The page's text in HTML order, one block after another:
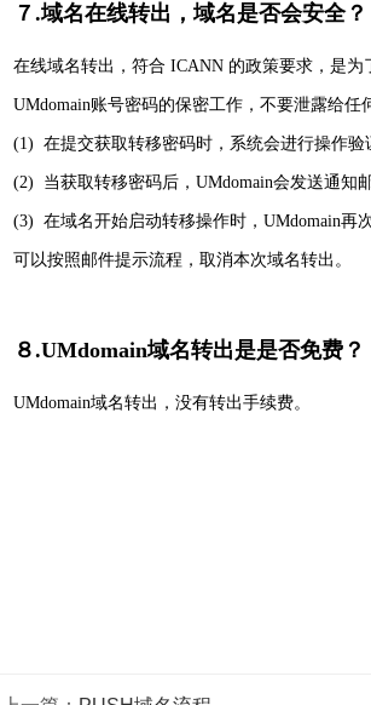
７.域名在线转出，域名是否会安全？
在线域名转出，符合 ICANN 的政策要求，是
UMdomain账号密码的保密工作，不要泄露给任
(1) 在提交获取转移密码时，系统会进行操作验
(2) 当获取转移密码后，UMdomain会发送通知
(3) 在域名开始启动转移操作时，UMdomain再
可以按照邮件提示流程，取消本次域名转出。
８.UMdomain域名转出是是否免费？
UMdomain域名转出，没有转出手续费。